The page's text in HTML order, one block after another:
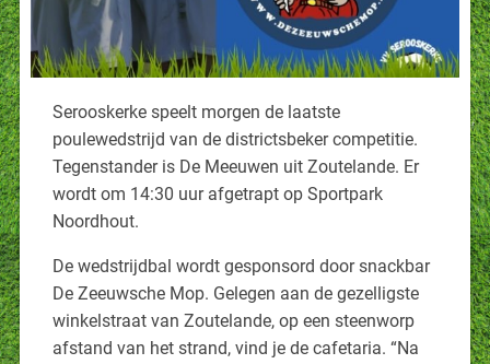
Serooskerke speelt morgen de laatste
poulewedstrijd van de districtsbeker competitie.
Tegenstander is De Meeuwen uit Zoutelande. Er
wordt om 14:30 uur afgetrapt op Sportpark
Noordhout.
De wedstrijdbal wordt gesponsord door snackbar
De Zeeuwsche Mop. Gelegen aan de gezelligste
winkelstraat van Zoutelande, op een steenworp
afstand van het strand, vind je de cafetaria. “Na